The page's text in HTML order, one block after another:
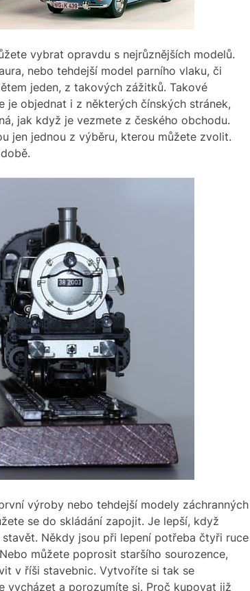
vybrat opravdu s nejrůznějších modelů.
nebo tehdejší model parního vlaku, či
jeden, z takových zážitků. Takové
je objednat i z některých čínských stránek,
jak když je vezmete z českého obchodu.
jen jednou z výběru, kterou můžete zvolit.
výroby nebo tehdejší modely záchranných
se do skládání zapojit. Je lepší, když
Někdy jsou při lepení potřeba čtyři ruce
můžete poprosit staršího sourozence,
v říši stavebnic. Vytvoříte si tak se
vycházet a porozumíte si. Proč kupovat již